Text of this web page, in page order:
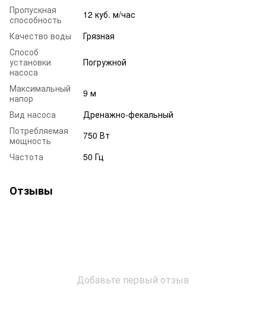
Пропускная
способность
12 куб. м/час
Качество воды
Грязная
Способ
установки
насоса
Погружной
Максимальный
напор
9 м
Вид насоса
Дренажно-фекальный
Потребляемая
мощность
750 Вт
Частота
50 Гц
Отзывы
Добавьте первый отзыв